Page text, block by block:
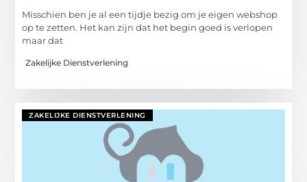
Misschien ben je al een tijdje bezig om je eigen webshop
op te zetten. Het kan zijn dat het begin goed is verlopen
maar dat
Zakelijke Dienstverlening
ZAKELIJKE DIENSTVERLENING